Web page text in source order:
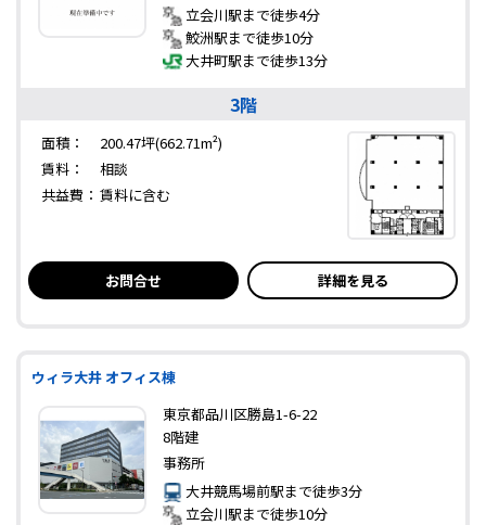
立会川駅まで徒歩4分
鮫洲駅まで徒歩10分
大井町駅まで徒歩13分
3階
面積：
200.47坪(662.71m²)
賃料：
相談
共益費： 賃料に含む
お問合せ 詳細を見る
ウィラ大井 オフィス棟
東京都品川区勝島1-6-22
8階建
事務所
大井競馬場前駅まで徒歩3分
立会川駅まで徒歩10分